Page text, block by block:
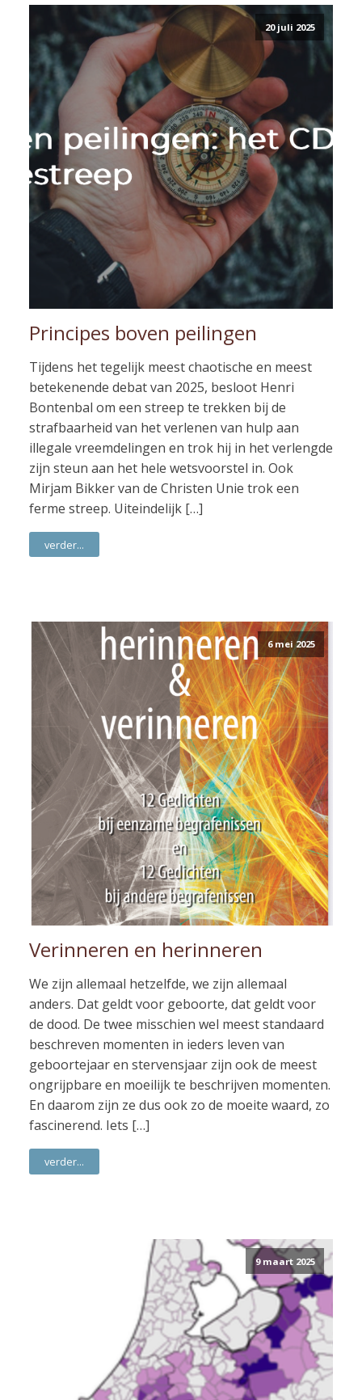
20 juli 2025
Principes boven peilingen
Tijdens het tegelijk meest chaotische en meest
betekenende debat van 2025, besloot Henri
Bontenbal om een streep te trekken bij de
strafbaarheid van het verlenen van hulp aan
illegale vreemdelingen en trok hij in het verlengde
zijn steun aan het hele wetsvoorstel in. Ook
Mirjam Bikker van de Christen Unie trok een
ferme streep. Uiteindelijk […]
verder...
6 mei 2025
Verinneren en herinneren
We zijn allemaal hetzelfde, we zijn allemaal
anders. Dat geldt voor geboorte, dat geldt voor
de dood. De twee misschien wel meest standaard
beschreven momenten in ieders leven van
geboortejaar en stervensjaar zijn ook de meest
ongrijpbare en moeilijk te beschrijven momenten.
En daarom zijn ze dus ook zo de moeite waard, zo
fascinerend. Iets […]
verder...
9 maart 2025